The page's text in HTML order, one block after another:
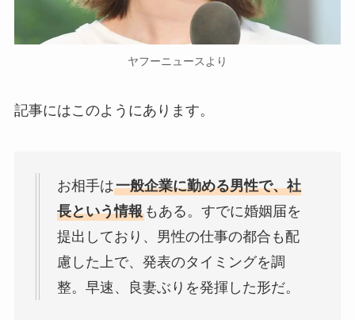
ヤフーニュースより
記事にはこのようにあります。
お相手は一般企業に勤める男性で、社
長という情報もある。すでに婚姻届を
提出しており、男性の仕事の都合も配
慮した上で、発表のタイミングを調
整。早速、良妻ぶりを発揮した形だ。